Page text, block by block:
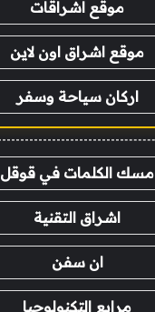
موقع اشراقات
موقع اشراق اون لاين
اركان سياحة وسفر
مسك الكلمات في قوقل
اشراق التقنية
ان سفن
مرابع التكنولوجيا